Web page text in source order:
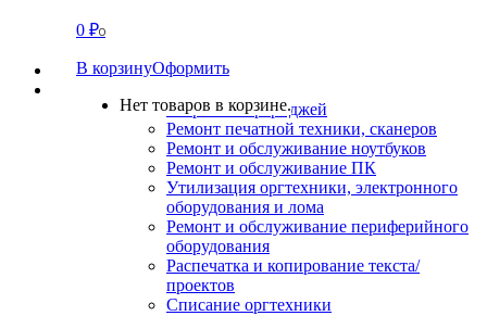
0 ₽0
В корзинуОформить
Нет товаров в корзине.
СВЯЗАТЬСЯ
О нас
Заправка картриджей
Ремонт печатной техники, сканеров
Ремонт и обслуживание ноутбуков
Ремонт и обслуживание ПК
Утилизация оргтехники, электронного
оборудования и лома
Ремонт и обслуживание периферийного
оборудования
Распечатка и копирование текста/
проектов
Списание оргтехники